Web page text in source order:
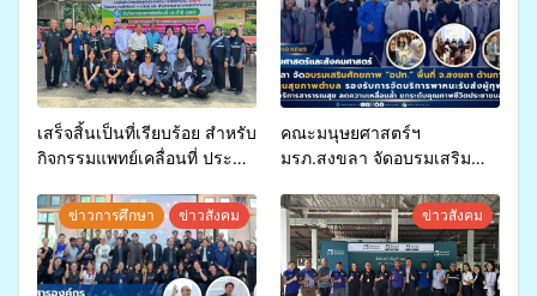
เสร็จสิ้นเป็นที่เรียบร้อย สำหรับ
กิจกรรมแพทย์เคลื่อนที่ ประจำ
สุขภาพแก่ประชาชนในพื้นที่
อำเภอจะนะ
คณะมนุษยศาสตร์ฯ
มรภ.สงขลา จัดอบรมเสริม
จ่ายงบกองทุนสุขภาพตำบล
รองรับการจัดบริการพาหนะรับ
ส่งผู้ทุพพลภาพเพื่อเข้ารับ
บริการสาธารณสุข ลดความ
ข่าวการศึกษา ข่าวสังคม ข่าวสังคม